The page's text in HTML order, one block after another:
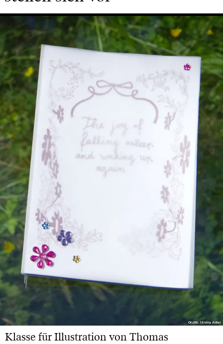
Grafik: Ursina Adler
Grafik: Ursina Adler
Klasse für Illustration von Thomas